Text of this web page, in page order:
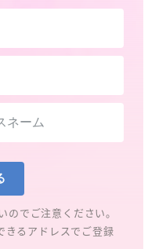
でご注意ください。
るアドレスでご登録